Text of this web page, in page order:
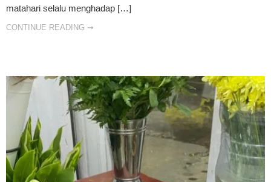
matahari selalu menghadap […]
CONTINUE READING ➞